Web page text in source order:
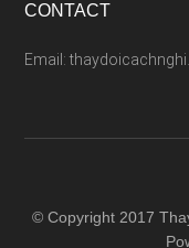
CONTACT
Email:
© Copyright 2017